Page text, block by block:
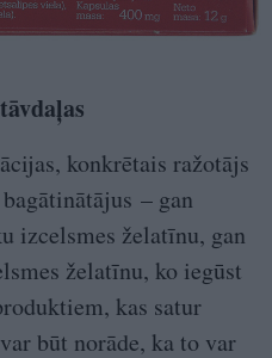
konkrētais ražotājs
– gan
izcelsmes želatīnu, gan
želatīnu, ko iegūst
kas satur
būt norāde, ka to var